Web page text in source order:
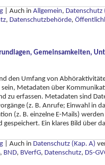
Auch in Allgemein, Datenschutz
, Datenschutzbehörde,
Gemeinsamkeiten,
den Umfang von
sein, Metadaten über
zu erfassen. Metadaten sind
(z. B. Anrufe; Einwahl in
(z. B. einzelne E-Mails)
Ein klares Bild über
Auch in Datenschutz (Kap. A)
, BND, BVerfG, Datenschutz, DS-